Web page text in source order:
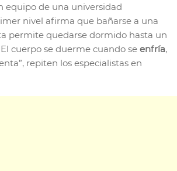
equipo de una universidad
nivel afirma que bañarse a una
permite quedarse dormido hasta un
cuerpo se duerme cuando se enfría,
repiten los especialistas en